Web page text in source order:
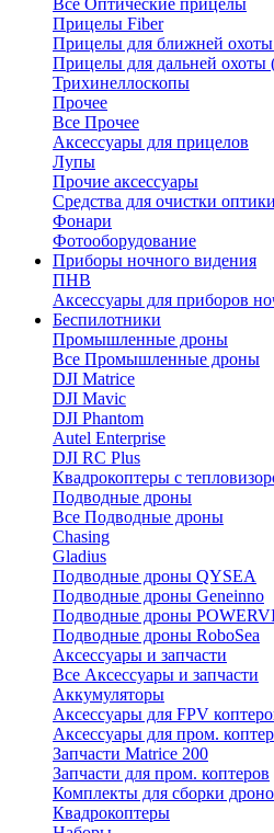
Все Оптические прицелы
Прицелы Fiber
Прицелы для ближней
Прицелы для дальней охоты
Трихинеллоскопы
Прочее
Все Прочее
Аксессуары для прицелов
Лупы
Прочие аксессуары
Средства для очистки оптики
Фонари
Фотооборудование
Приборы ночного видения
ПНВ
Аксессуары для приборов
Беспилотники
Промышленные дроны
Все Промышленные дроны
DJI Matrice
DJI Mavic
DJI Phantom
Autel Enterprise
DJI RC Plus
Квадрокоптеры с
Подводные дроны
Все Подводные дроны
Chasing
Gladius
Подводные дроны QYSEA
Подводные дроны Geneinno
Подводные дроны
Подводные дроны RoboSea
Аксессуары и запчасти
Все Аксессуары и запчасти
Аккумуляторы
Аксессуары для FPV
Аксессуары для пром.
Запчасти Matrice 200
Запчасти для пром. коптеров
Комплекты для сборки
Квадрокоптеры